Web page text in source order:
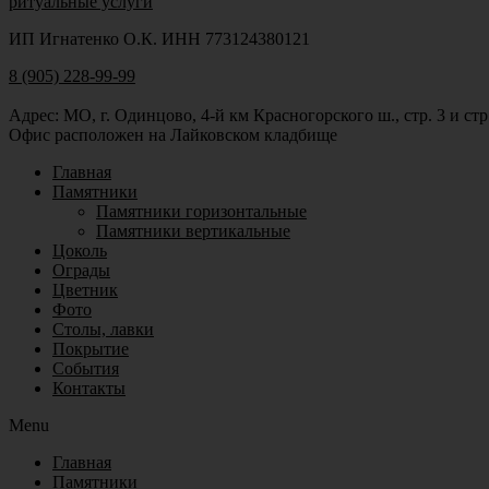
ИП Игнатенко О.К. ИНН 773124380121
8 (905) 228-99-99
Адрес: МО, г. Одинцово, 4-й км Красногорского ш., стр. 3 и
Офис расположен на Лайковском кладбище
Главная
Памятники
Памятники горизонтальные
Памятники вертикальные
Цоколь
Ограды
Цветник
Фото
Столы, лавки
Покрытие
События
Контакты
Menu
Главная
Памятники